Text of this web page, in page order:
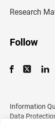
Research
Follow
Information
Data